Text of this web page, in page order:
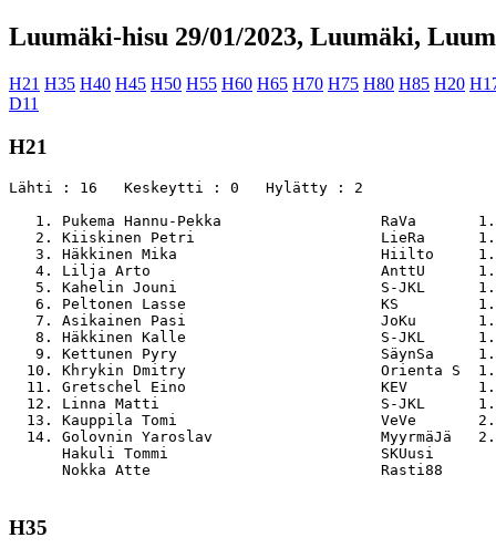
Luumäki-hisu 29/01/2023, Luumäki,
H21 H35 H40 H45 H50 H55 H60 H65 H70 H75 H80 H85 H20
D11
H21
Lähti : 16   Keskeytti : 0   Hylätty : 2
1. Pukema Hannu-Pekka
2. Kiiskinen Petri                     LieRa
3. Häkkinen Mika                       Hiilto
4. Lilja Arto                          AnttU
5. Kahelin Jouni                       S-JKL
6. Peltonen Lasse                      KS
7. Asikainen Pasi                      JoKu
8. Häkkinen Kalle                      S-JKL
9. Kettunen Pyry                       SäynSa
10. Khrykin Dmitry                      Orienta S
11. Gretschel Eino                      KEV
12. Linna Matti                         S-JKL
13. Kauppila Tomi                       VeVe
14. Golovnin Yaroslav                   MyyrmäJä
Hakuli Tommi                        SKUusi
Nokka Atte                          Rasti88
H35